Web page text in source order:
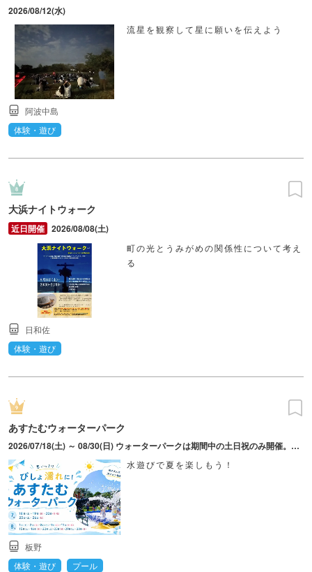
2026/08/12(水)
流星を観察して星に願いを伝えよう
阿波中島
体験・遊び
大浜ナイトウォーク
2026/08/08(土)
町の光とうみがめの関係性について考え
る
日和佐
体験・遊び
あすたむウォーターパーク
2026/07/18(土) ～ 08/30(日) ウォーターパークは期間中の土日祝のみ開催。雨天中止。徳島県立あすたむらんどは水曜日休園、但し8月5日（水）12日（水）26日（水）は臨時開園。7月・8月は18時まで開園。※日時は変更となる場合あり、最新情報はHPを参照
水遊びで夏を楽しもう！
板野
体験・遊び
プール